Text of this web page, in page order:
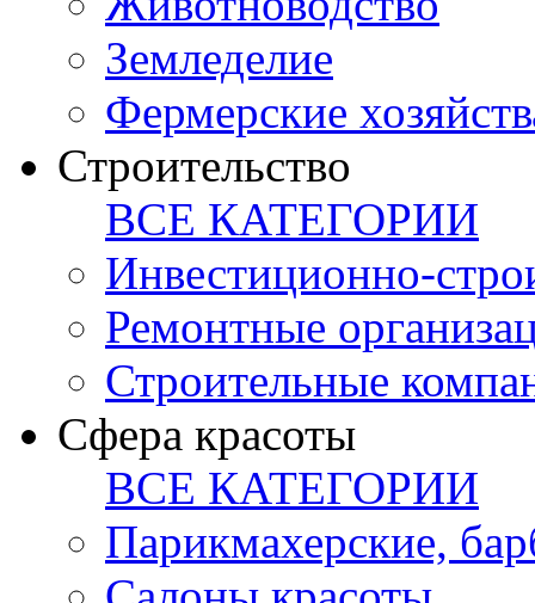
Земледелие
Фермерские
Строительство
ВСЕ КАТЕГОРИИ
Инвестиционно-
Ремонтные
Строительные
Сфера красоты
ВСЕ КАТЕГОРИИ
Парикмахерские,